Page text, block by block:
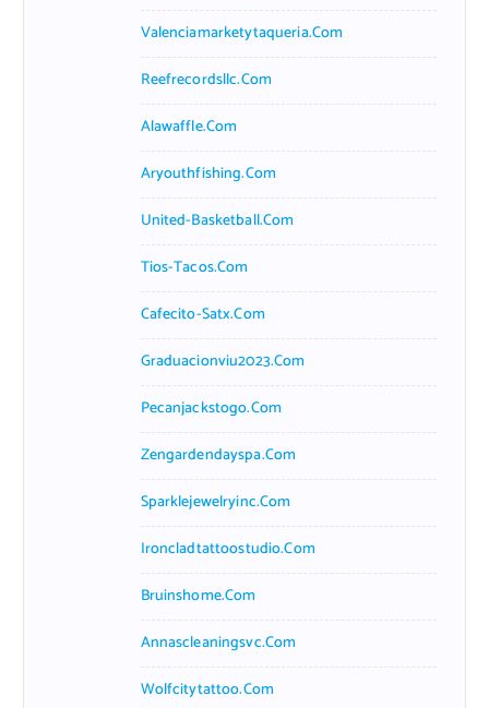
Valenciamarketytaqueria.com
Reefrecordsllc.com
Alawaffle.com
Aryouthfishing.com
United-Basketball.com
Tios-Tacos.com
Cafecito-Satx.com
Graduacionviu2023.com
Pecanjackstogo.com
Zengardendayspa.com
Sparklejewelryinc.com
Ironcladtattoostudio.com
Bruinshome.com
Annascleaningsvc.com
Wolfcitytattoo.com